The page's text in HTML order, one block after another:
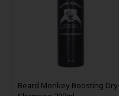
Beard Monkey Boosting Dry